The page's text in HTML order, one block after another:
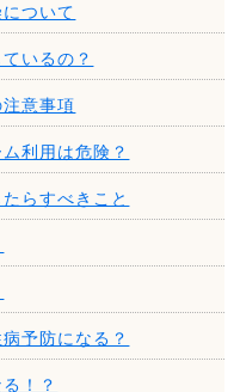
ついて
いるの？
意事項
利用は危険？
らすべきこと
予防になる？
！？